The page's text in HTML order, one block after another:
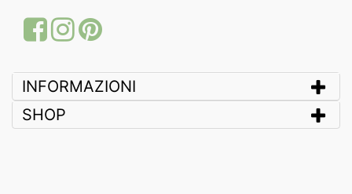
FacebookInstagram
Pinterest
INFORMAZIONI
SHOP